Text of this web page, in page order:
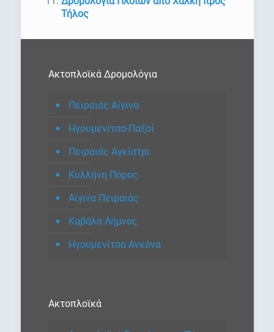
Τήλος
Ακτοπλοϊκά Δρομολόγια
Πειραιάς Αίγινα
Ηγουμενίτσα-Παξοί
Πειραιάς Αγκίστρι
Κυλλήνη Πόρος
Αίγινα Πειραιάς
Καβάλα Λήμνος
Ηγουμενίτσα Ανκόνα
Ακτοπλοϊκά